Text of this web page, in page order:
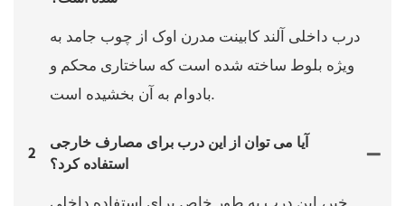
درب داخلی آلند کابینت مدرن اوک از چوب جامد به
ویژه بلوط ساخته شده است که ساختاری محکم و
بادوام به آن بخشیده است.
2
آیا می توان از این درب برای مصارف خارجی
استفاده کرد؟